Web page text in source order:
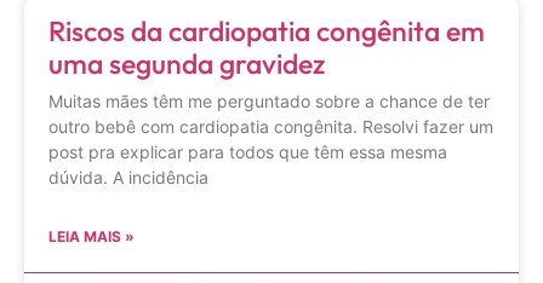
Riscos da cardiopatia congênita em
uma segunda gravidez
Muitas mães têm me perguntado sobre a chance de ter
outro bebê com cardiopatia congênita. Resolvi fazer um
post pra explicar para todos que têm essa mesma
dúvida. A incidência
LEIA MAIS »